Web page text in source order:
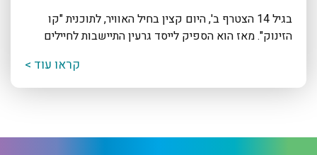
בגיל 14 הצטרף ב', היום קצין בחיל האוויר, לתוכנית "קו
הזינוק". מאז הוא הספיק לייסד גרעין התיישבות לחיילים
קראו עוד >